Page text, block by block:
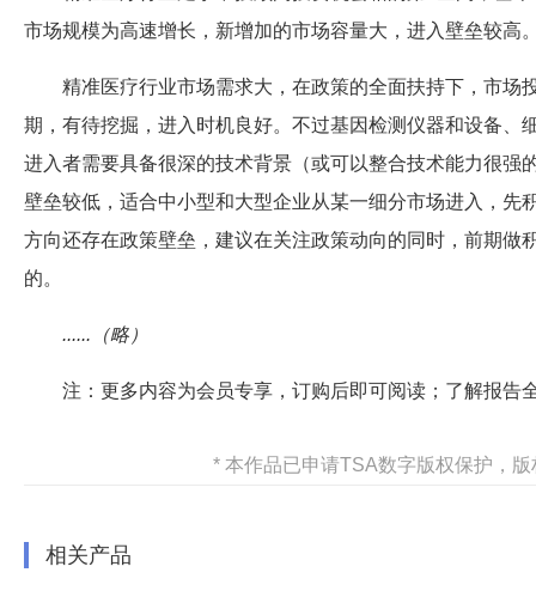
市场规模为高速增长，新增加的市场容量大，进入壁垒较高
精准医疗行业市场需求大，在政策的全面扶持下，市场
期，有待挖掘，进入时机良好。不过基因检测仪器和设备
进入者需要具备很深的技术背景（或可以整合技术能力很
壁垒较低，适合中小型和大型企业从某一细分市场进入，
方向还存在政策壁垒，建议在关注政策动向的同时，前期
的。
......（略）
注：更多内容为会员专享，订购后即可阅读；了解报告
* 本作品已申请TSA数字版权保护，
相关产品